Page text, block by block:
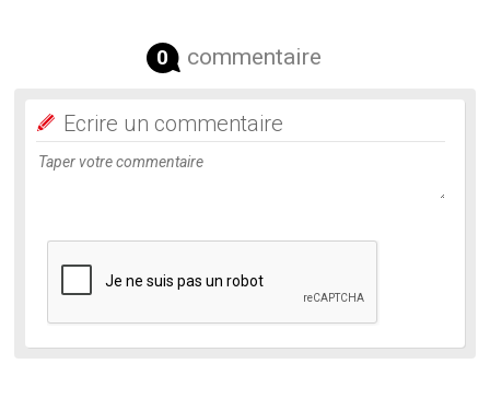
0 commentaire
Ecrire un commentaire